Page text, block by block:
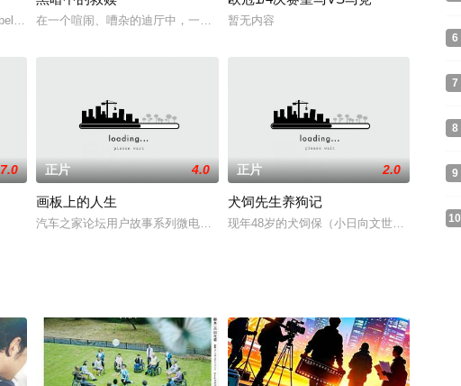
們就要迎接領養的貓咪開始新生活。意識到人生可能只剩最後3
Adjani）的丈夫是法国的一个黑帮头目。一天，当他携带一个装着重要文件的文
在一个喧闹、嘈杂的迪厅中，一群衣着时尚暴露的青年男女正在吸食着毒品，随
暂无内容
7.0 正片 4.0
画板上的人生
汽车之家论坛用户故事系列微电影《画板上的人生》根据汽车之家论坛红人馆用
正片 2.0
犬饲先生养狗记
现年48岁的犬饲保（小日向文世暂无内容饰
6
7
8
9
10